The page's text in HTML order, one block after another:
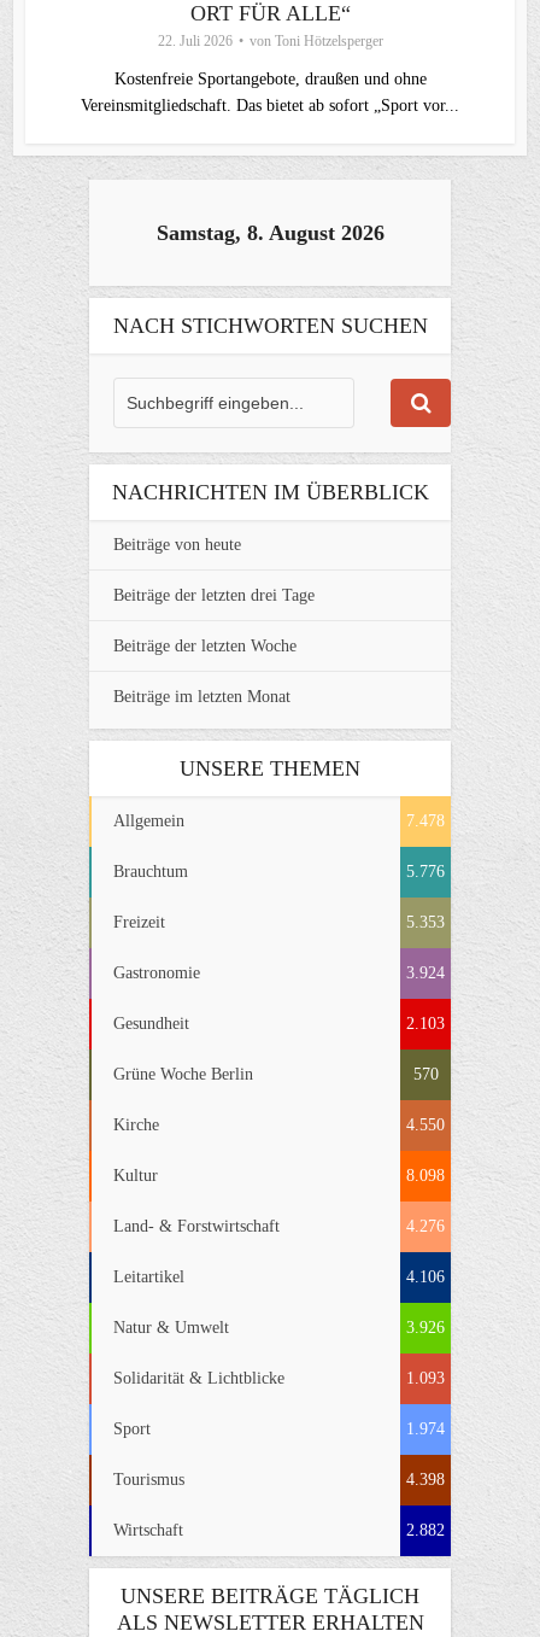
ORT FÜR ALLE“
22. Juli 2026 von Toni Hötzelsperger
Kostenfreie Sportangebote, draußen und ohne
Vereinsmitgliedschaft. Das bietet ab sofort „Sport vor...
Samstag, 8. August 2026
NACH STICHWORTEN SUCHEN
NACHRICHTEN IM ÜBERBLICK
Beiträge von heute
Beiträge der letzten drei Tage
Beiträge der letzten Woche
Beiträge im letzten Monat
UNSERE THEMEN
Allgemein 7.478
Brauchtum 5.776
Freizeit 5.353
Gastronomie 3.924
Gesundheit 2.103
Grüne Woche Berlin 570
Kirche 4.550
Kultur 8.098
Land- & Forstwirtschaft 4.276
Leitartikel 4.106
Natur & Umwelt 3.926
Solidarität & Lichtblicke 1.093
Sport 1.974
Tourismus 4.398
Wirtschaft 2.882
UNSERE BEITRÄGE TÄGLICH
ALS NEWSLETTER ERHALTEN